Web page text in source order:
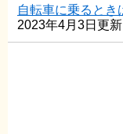
自転車に乗るとき
2023年4月3日更新